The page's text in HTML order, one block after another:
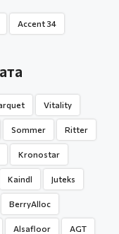
Accent 34
Vitality
Sommer Ritter
Kronostar
Kaindl Juteks
BerryAlloc
Alsafloor AGT